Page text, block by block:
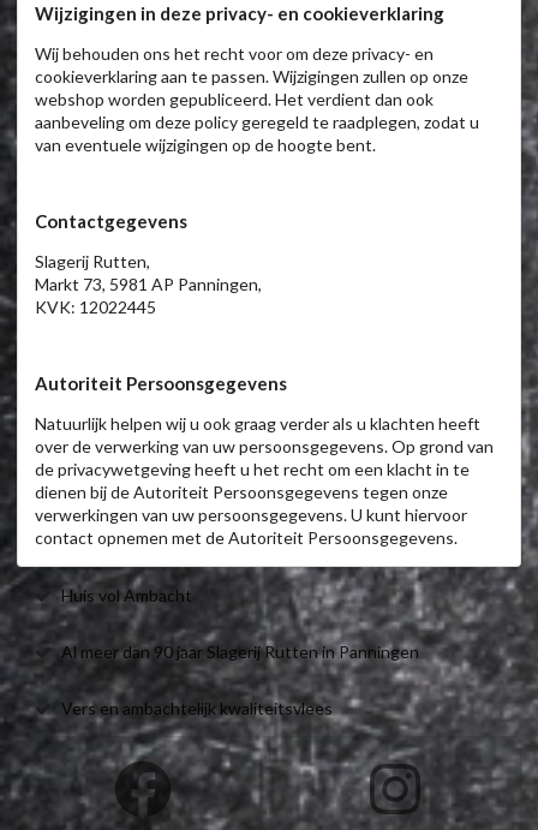
Wijzigingen in deze privacy- en cookieverklaring
Wij behouden ons het recht voor om deze privacy- en
cookieverklaring aan te passen. Wijzigingen zullen op onze
webshop worden gepubliceerd. Het verdient dan ook
aanbeveling om deze policy geregeld te raadplegen, zodat u
van eventuele wijzigingen op de hoogte bent.
Contactgegevens
Slagerij Rutten,
Markt 73, 5981 AP Panningen,
KVK: 12022445
Autoriteit Persoonsgegevens
Natuurlijk helpen wij u ook graag verder als u klachten heeft
over de verwerking van uw persoonsgegevens. Op grond van
de privacywetgeving heeft u het recht om een klacht in te
dienen bij de Autoriteit Persoonsgegevens tegen onze
verwerkingen van uw persoonsgegevens. U kunt hiervoor
contact opnemen met de Autoriteit Persoonsgegevens.
Huis vol Ambacht
Al meer dan 90 jaar Slagerij Rutten in Panningen
Vers en ambachtelijk kwaliteitsvlees